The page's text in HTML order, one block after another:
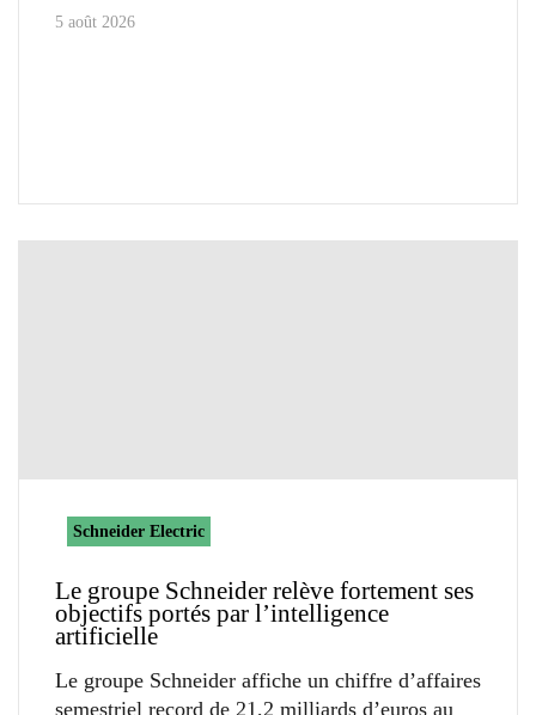
5 août 2026
Schneider Electric
Le groupe Schneider relève fortement ses
objectifs portés par l’intelligence
artificielle
Le groupe Schneider affiche un chiffre d’affaires
semestriel record de 21,2 milliards d’euros au